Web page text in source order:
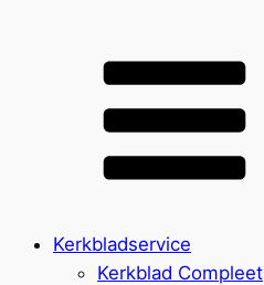
Kerkbladservice
Kerkblad Compleet